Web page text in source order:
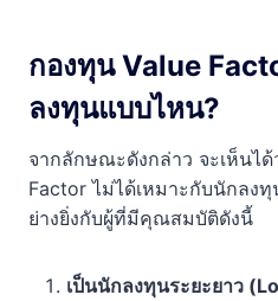
กองทุน Value
ลงทุนแบบไหน?
จากลักษณะดังกล่าว จะเห็นไ
Factor ไม่ได้เหมาะกับนักลง
ย่างยิ่งกับผู้ที่มีคุณสมบัติดังนี้
เป็นนักลงทุนระยะยาว